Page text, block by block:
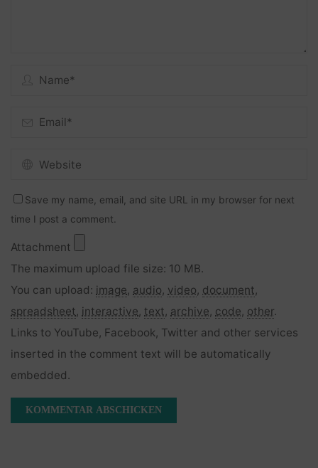
Save my name, email, and site URL in my browser for next
time I post a comment.
Attachment
The maximum upload file size: 10 MB.
You can upload: image, audio, video, document,
spreadsheet, interactive, text, archive, code, other.
Links to YouTube, Facebook, Twitter and other services
inserted in the comment text will be automatically
embedded.